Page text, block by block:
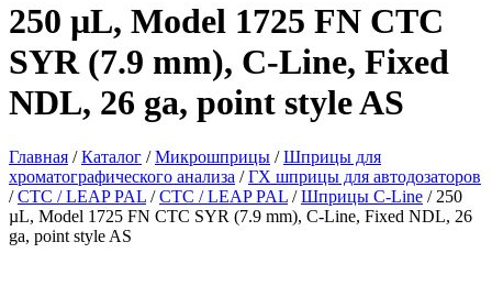
250 µL, Model 1725 FN CTC
SYR (7.9 mm), C-Line, Fixed
NDL, 26 ga, point style AS
Главная /Каталог /Микрошприцы /Шприцы для
хроматографического анализа /ГХ шприцы для автодозаторов
/CTC / LEAP PAL /CTC / LEAP PAL /Шприцы C-Line / 250
µL, Model 1725 FN CTC SYR (7.9 mm), C-Line, Fixed NDL, 26
ga, point style AS